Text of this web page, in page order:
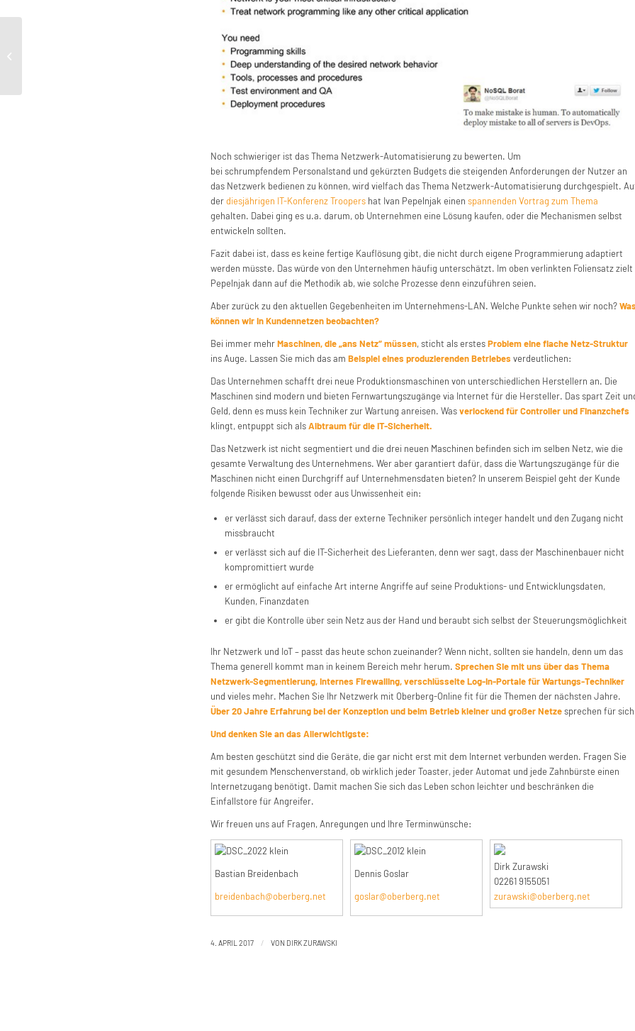
Noch schwieriger ist das Thema Netzwerk-Automatisierung zu bewerten. Um
bei schrumpfendem Personalstand und gekürzten Budgets die steigenden Anforderungen der Nutzer an
das Netzwerk bedienen zu können, wird vielfach das Thema Netzwerk-Automatisierung durchgespielt.
derdiesjährigen IT-Konferenz Troopers hat Ivan Pepelnjak einen spannenden Vortrag zum Thema
gehalten. Dabei ging es u.a. darum, ob Unternehmen eine Lösung kaufen, oder die Mechanismen selbst
entwickeln sollten.
Fazit dabei ist, dass es keine fertige Kauflösung gibt, die nicht durch eigene Programmierung adaptiert
werden müsste. Das würde von den Unternehmen häufig unterschätzt. Im oben verlinkten Foliensatz zielt
Pepelnjak dann auf die Methodik ab, wie solche Prozesse denn einzuführen seien.
Aber zurück zu den aktuellen Gegebenheiten im Unternehmens-LAN. Welche Punkte sehen wir noch?
können wir in Kundennetzen beobachten?
Bei immer mehrMaschinen, die „ans Netz“ müssen, sticht als erstesProblem eine flache Netz-Struktur
ins Auge. Lassen Sie mich das am Beispiel eines produzierenden Betriebes verdeutlichen:
Das Unternehmen schafft drei neue Produktionsmaschinen von unterschiedlichen Herstellern an. Die
Maschinen sind modern und bieten Fernwartungszugänge via Internet für die Hersteller. Das spart Zeit
Geld, denn es muss kein Techniker zur Wartung anreisen. Wasverlockend für Controller und Finanzchefs
klingt, entpuppt sich alsAlbtraum für die IT-Sicherheit.
Das Netzwerk ist nicht segmentiert und die drei neuen Maschinen befinden sich im selben Netz, wie die
gesamte Verwaltung des Unternehmens. Wer aber garantiert dafür, dass die Wartungszugänge für die
Maschinen nicht einen Durchgriff auf Unternehmensdaten bieten? In unserem Beispiel geht der Kunde
folgende Risiken bewusst oder aus Unwissenheit ein:
er verlässt sich darauf, dass der externe Techniker persönlich integer handelt und den Zugang nicht
missbraucht
er verlässt sich auf die IT-Sicherheit des Lieferanten, denn wer sagt, dass der Maschinenbauer nicht
kompromittiert wurde
er ermöglicht auf einfache Art interne Angriffe auf seine Produktions- und Entwicklungsdaten,
Kunden, Finanzdaten
er gibt die Kontrolle über sein Netz aus der Hand und beraubt sich selbst der Steuerungsmöglichkeit
Ihr Netzwerk und IoT – passt das heute schon zueinander? Wenn nicht, sollten sie handeln, denn um das
Thema generell kommt man in keinem Bereich mehr herum. Sprechen Sie mit uns über das Thema
Netzwerk-Segmentierung, internes Firewalling, verschlüsselte Log-In-Portale für Wartungs-Techniker
und vieles mehr. Machen Sie Ihr Netzwerk mit Oberberg-Online fit für die Themen der nächsten Jahre.
Über 20 Jahre Erfahrung bei der Konzeption und beim Betrieb kleiner und großer Netzesprechen für
Und denken Sie an das Allerwichtigste:
Am besten geschützt sind die Geräte, die gar nicht erst mit dem Internet verbunden werden. Fragen Sie
mit gesundem Menschenverstand, ob wirklich jeder Toaster, jeder Automat und jede Zahnbürste einen
Internetzugang benötigt. Damit machen Sie sich das Leben schon leichter und beschränken die
Einfallstore für Angreifer.
Wir freuen uns auf Fragen, Anregungen und Ihre Terminwünsche:
Bastian Breidenbach
breidenbach@oberberg.net
Dennis Goslar
goslar@oberberg.net
Dirk Zurawski
02261 9155051
zurawski@oberberg.net
4. APRIL 2017 / VON DIRK ZURAWSKI